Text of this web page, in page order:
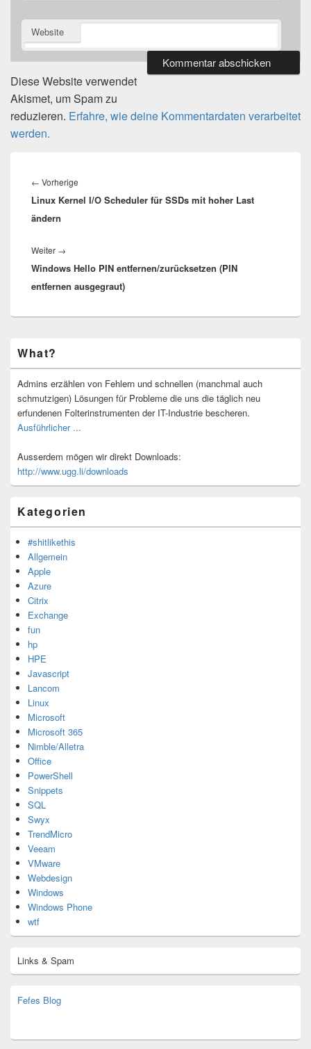
Website
Diese Website verwendet
Akismet, um Spam zu
reduzieren. Erfahre, wie deine Kommentardaten verarbeitet
werden.
← Vorherige
Beitrag:
Linux Kernel I/O Scheduler für SSDs mit hoher Last
ändern
Weiter →
Beitrag:
Windows Hello PIN entfernen/zurücksetzen (PIN
entfernen ausgegraut)
Seitenleisten-
Widgetbereich
What?
Admins erzählen von Fehlern und schnellen (manchmal auch
schmutzigen) Lösungen für Probleme die uns die täglich neu
erfundenen Folterinstrumenten der IT-Industrie bescheren.
Ausführlicher ...
Ausserdem mögen wir direkt Downloads:
http://www.ugg.li/downloads
Kategorien
#shitlikethis
Allgemein
Apple
Azure
Citrix
Exchange
fun
hp
HPE
Javascript
Lancom
Linux
Microsoft
Microsoft 365
Nimble/Alletra
Office
PowerShell
Snippets
SQL
Swyx
TrendMicro
Veeam
VMware
Webdesign
Windows
Windows Phone
wtf
Links & Spam
Fefes Blog